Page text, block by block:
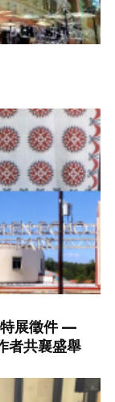
展徵件 —
者共襄盛舉